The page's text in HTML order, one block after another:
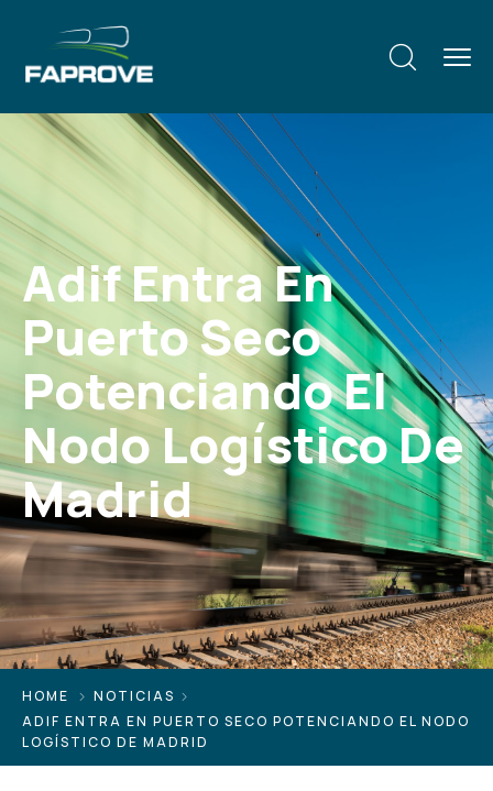
Adif Entra En
Puerto Seco
Potenciando El
Nodo Logístico De
Madrid
HOME
NOTICIAS
ADIF ENTRA EN PUERTO SECO POTENCIANDO EL NODO
LOGÍSTICO DE MADRID